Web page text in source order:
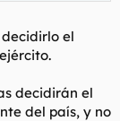
el
decidirán el
del país, y no